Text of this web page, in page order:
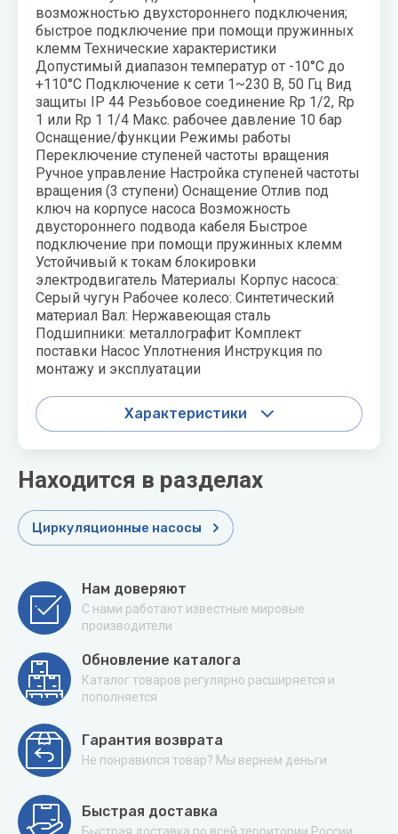
возможностью двухстороннего подключения;
быстрое подключение при помощи пружинных
клемм Технические характеристики
Допустимый диапазон температур от -10°C до
+110°C Подключение к сети 1~230 В, 50 Гц Вид
защиты IP 44 Резьбовое соединение Rp 1/2, Rp
1 или Rp 1 1/4 Макс. рабочее давление 10 бар
Оснащение/функции Режимы работы
Переключение ступеней частоты вращения
Ручное управление Настройка ступеней частоты
вращения (3 ступени) Оснащение Отлив под
ключ на корпусе насоса Возможность
двустороннего подвода кабеля Быстрое
подключение при помощи пружинных клемм
Устойчивый к токам блокировки
электродвигатель Материалы Корпус насоса:
Серый чугун Рабочее колесо: Синтетический
материал Вал: Нержавеющая сталь
Подшипники: металлографит Комплект
поставки Насос Уплотнения Инструкция по
монтажу и эксплуатации
Характеристики
Находится в разделах
Циркуляционные насосы
Нам доверяют
С нами работают известные мировые
производители
Обновление каталога
Каталог товаров регулярно расширяется и
пополняется
Гарантия возврата
Не понравился товар? Мы вернем деньги
Быстрая доставка
Быстрая доставка по всей территории России